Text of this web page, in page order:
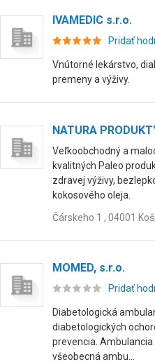
IVAMEDIC s.r.o.
Pridať
Vnútorné lekárstvo,
premeny a výživy.
NATURA
Veľkoobchodný a
kvalitných Paleo
zdravej výživy,
kokosového oleja.
Čárskeho 1 , 04001
MOMED, s.r.o.
Pridať
Diabetologická
diabetologických
prevencia.
všeobecná ambu...